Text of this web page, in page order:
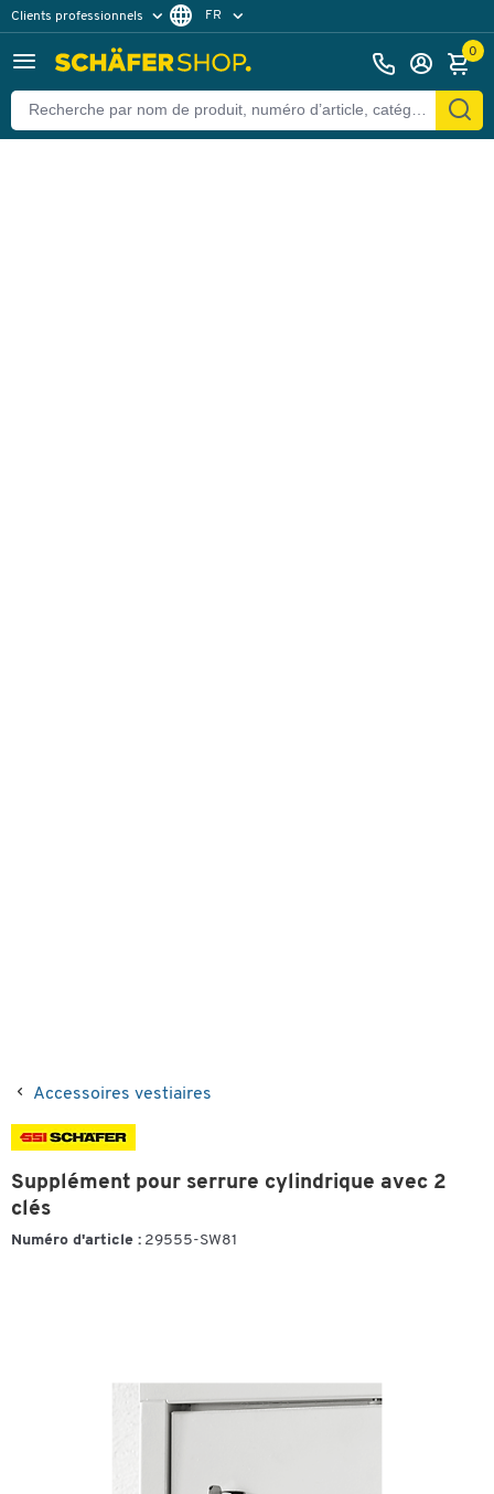
Clients professionnels
Clients particuliers
FR
0
Accessoires vestiaires
Supplément pour serrure cylindrique avec 2
clés
Numéro d'article : 29555-SW81
Retour